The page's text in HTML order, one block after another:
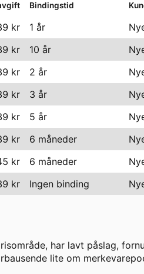
Bindingstid
kr 1 år
kr 10 år
kr 2 år
kr 3 år
kr 5 år
kr 6 måneder
kr 6 måneder
kr Ingen binding
har lavt påslag,
lite om